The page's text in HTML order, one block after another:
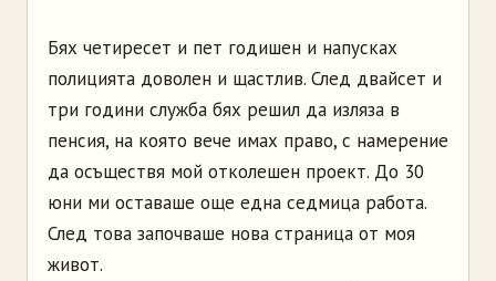
Бях четиресет и пет годишен и напусках
полицията доволен и щастлив. След двайсет и
три години служба бях решил да изляза в
пенсия, на която вече имах право, с намерение
да осъществя мой отколешен проект. До 30
юни ми оставаше още една седмица работа.
След това започваше нова страница от моя
живот.